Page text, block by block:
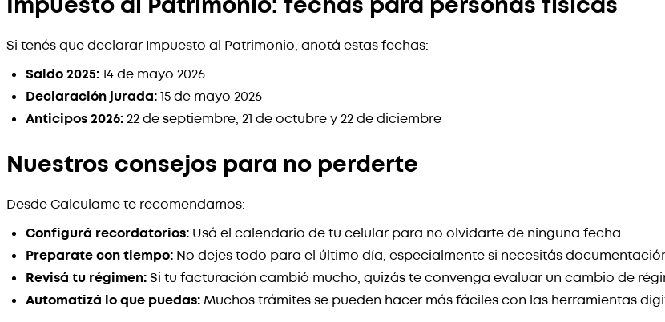
Si tenés que declarar Impuesto al Patrimonio, anotá estas fechas:
Saldo 2025:14 de mayo 2026
Declaración jurada:15 de mayo 2026
Anticipos 2026:22 de septiembre, 21 de octubre y 22 de diciembre
Nuestros consejos para no perderte
Desde Calculame te recomendamos:
Configurá recordatorios: Usá el calendario de tu celular para no olvidarte de ninguna fecha
Preparate con tiempo: No dejes todo para el último día, especialmente si necesitás
Revisá tu régimen:Si tu facturación cambió mucho, quizás te convenga evaluar un cambio de
Automatizá lo que puedas:Muchos trámites se pueden hacer más fáciles con las herramientas